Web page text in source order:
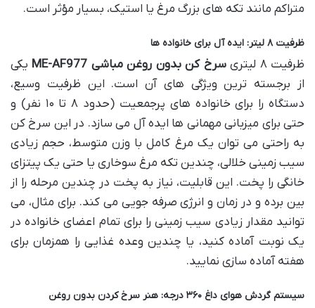
متراکم مانند تکه های بزرگ مرغ یا استیک، بسیار مؤثر است.
ظرفیت ۸ لیتر: ایده آل برای خانواده ها
ظرفیت ۸ لیتری سرخ کن بدون روغن مباشی ME-AF977
یکی
از برجسته ترین ویژگی های آن است. این ظرفیت وسیع،
دستگاه را برای خانواده های پرجمعیت (حدود ۸ تا ۱۰ نفر) و
حتی برای میزبانی مهمانی ها ایده آل می سازد. در این سرخ کن
به راحتی می توان یک مرغ کامل با وزن متوسط، حجم زیادی
سیب زمینی خلالی، چندین تکه مرغ سوخاری یا حتی یک پیتزای
خانگی را پخت. این قابلیت، نیاز به پخت در چندین مرحله را از
بین برده و در زمان و انرژی صرفه جویی می کند. برای مثال، می
توانید مقدار زیادی سیب زمینی را برای تمام اعضای خانواده در
یک نوبت آماده کنید، یا چندین وعده غذایی را همزمان برای
هفته آماده سازی نمایید.
سیستم گردش هوای داغ ۳۶۰ درجه: هنر سرخ کردن بدون روغن